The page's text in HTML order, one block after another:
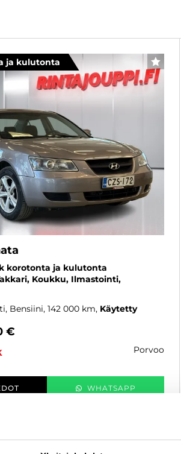
ja kulutonta
korotonta ja kulutonta
Koukku, Ilmastointi,
Bensiini, 142 000 km Käytetty
€
porvoo
WHATSAPP